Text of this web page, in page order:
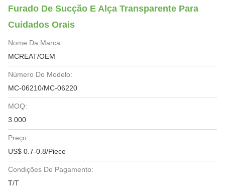
Furado De Sucção E Alça Transparente Para
Cuidados Orais
Nome Da Marca:
MCREAT/OEM
Número Do Modelo:
MC-06210/MC-06220
MOQ:
3.000
Preço:
US$ 0.7-0.8/Piece
Condições De Pagamento:
T/T